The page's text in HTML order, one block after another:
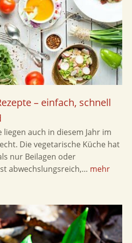
– einfach, schnell
liegen auch in diesem Jahr im
Die vegetarische Küche hat
nur Beilagen oder
abwechslungsreich,… mehr